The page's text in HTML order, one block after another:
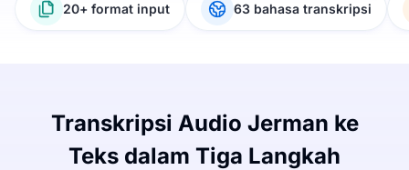
20+ format input 63 bahasa transkripsi
Transkripsi Audio Jerman ke
Teks dalam Tiga Langkah